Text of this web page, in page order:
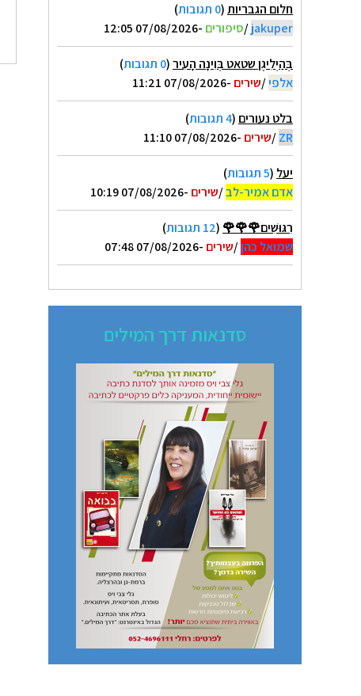
חלום הגבריות(0 תגובות
)
jakuper
/סיפורים -07/08/2026 12:05
בְּהַיְלִיגֶן שטאט בְּוִינָה הָעִיר(0 תגובות
)
אלפי/שירים -07/08/2026 11:21
בלט נעורים (4 תגובות
)
ZR
/שירים -07/08/2026 11:10
יעל (5 תגובות
)
אדם אמיר-לב/שירים -07/08/2026 10:19
רִגּוּשִׁים🌹🌹🌹 (12 תגובות
)
שמואל כהן/שירים -07/08/2026 07:48
סדנאות דרך המילים